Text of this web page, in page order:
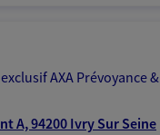
AXA Prévoyance &
A, 94200 Ivry Sur Seine